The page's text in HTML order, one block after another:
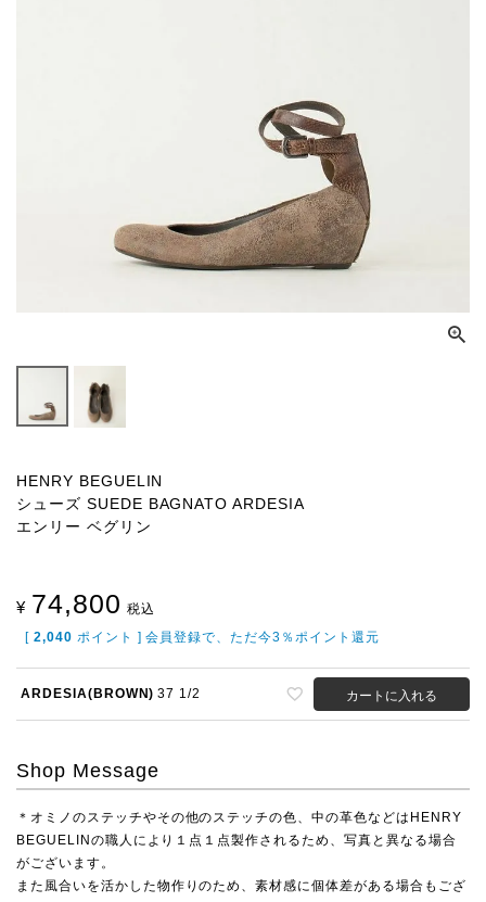
HENRY BEGUELIN
シューズ SUEDE BAGNATO ARDESIA
エンリー ベグリン
¥ 74,800 税込
[ 2,040 ポイント ] 会員登録で、ただ今3％ポイント還元
ARDESIA(BROWN) 37 1/2 カートに入れる
Shop Message
＊オミノのステッチやその他のステッチの色、中の革色などはHENRY
BEGUELINの職人により１点１点製作されるため、写真と異なる場合
がございます。
また風合いを活かした物作りのため、素材感に個体差がある場合もござ